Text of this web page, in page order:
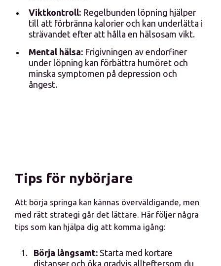
Viktkontroll: Regelbunden löpning hjälper
till att förbränna kalorier och kan underlätta i
strävandet efter att hålla en hälsosam vikt.
Mental hälsa: Frigivningen av endorfiner
under löpning kan förbättra humöret och
minska symptomen på depression och
ångest.
Tips för nybörjare
Att börja springa kan kännas överväldigande, men
med rätt strategi går det lättare. Här följer några
tips som kan hjälpa dig att komma igång:
Börja långsamt: Starta med kortare
distanser och öka gradvis allteftersom du